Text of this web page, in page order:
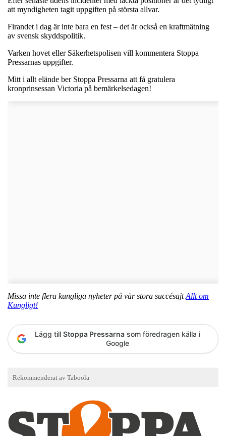
att myndigheten tagit uppgiften på största allvar.
Firandet i dag är inte bara en fest – det är också en kraftmätning
av svensk skyddspolitik.
Varken hovet eller Säkerhetspolisen vill kommentera Stoppa
Pressarnas uppgifter.
Mitt i allt elände ber Stoppa Pressarna att få gratulera
kronprinsessan Victoria på bemärkelsedagen!
Missa inte flera kungliga nyheter på vår stora succésajtAllt om
Kungligt!
Lägg till Stoppa Pressarna som föredragen källa i
Google